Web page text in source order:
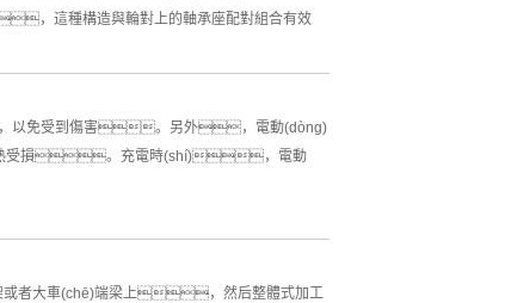
，這種構造與輪對上的軸承座配對組合有效
，以免受到傷害。另外，電動(dòng)
熱受損。充電時(shí)，電動
或者大車(chē)端梁上，然后整體式加工